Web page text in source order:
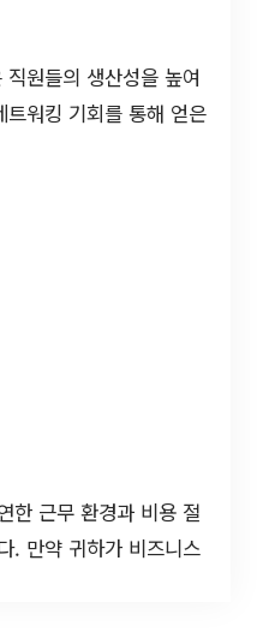
원들의 생산성을 높여
워킹 기회를 통해 얻은
한 근무 환경과 비용 절
. 만약 귀하가 비즈니스